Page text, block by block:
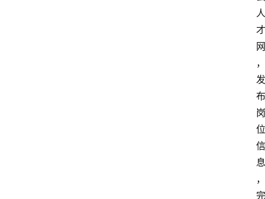
人
才
网
，
发
布
岗
位
信
息
，
完